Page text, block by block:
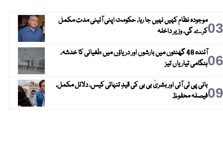
03موجودہ نظام کہیں نہیں جا رہا، حکومت اپنی آئینی مدت مکمل
کرے گی، وزیر داخلہ
06
آئندہ 48 گھنٹوں میں بارشوں اور دریاؤں میں طغیانی کا خدشہ،
ہنگامی تیاریاں تیز
09بانی پی ٹی آئی اور بشریٰ بی بی کی قیدِ تنہائی کیس، دلائل مکمل،
فیصلہ محفوظ